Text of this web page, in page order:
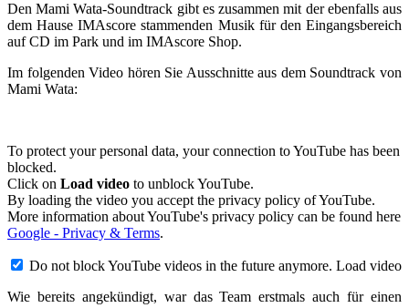
Den Mami Wata-Soundtrack gibt es zusammen mit der ebenfalls aus
dem Hause IMAscore stammenden Musik für den Eingangsbereich
auf CD im Park und im IMAscore Shop.
Im folgenden Video hören Sie Ausschnitte aus dem Soundtrack von
Mami Wata:
To protect your personal data, your connection to YouTube has been
blocked.
Click on Load video to unblock YouTube.
By loading the video you accept the privacy policy of YouTube.
More information about YouTube's privacy policy can be found here
Google - Privacy & Terms.
Do not block YouTube videos in the future anymore. Load video
Wie bereits angekündigt, war das Team erstmals auch für einen